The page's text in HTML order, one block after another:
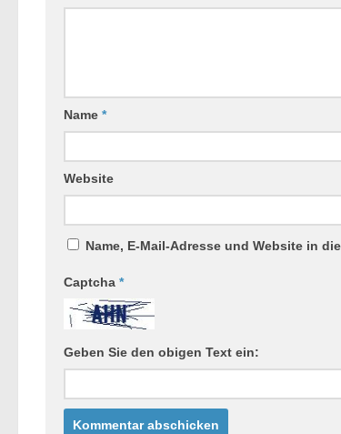
Name *
Website
Name, E-Mail-Adresse und Website in
Captcha *
Geben Sie den obigen Text ein: